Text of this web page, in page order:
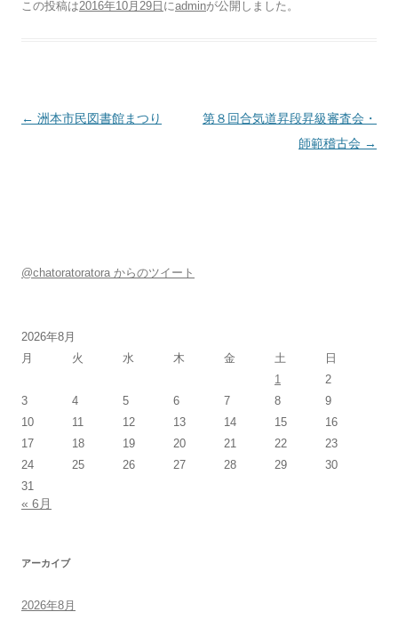
この投稿は2016年10月29日 にadminが公開しました 。
投稿ナビゲーション
← 洲本市民図書館まつり
第８回合気道昇段昇級審査会・
師範稽古会 →
@chatoratoratora からのツイート
2026年8月
月
火 水 木 金 土
日
1
2
3
4 5 6 7 8
9
10
11 12 13 14 15
16
17
18 19 20 21 22
23
24
25 26 27 28 29
30
31
« 6月
アーカイブ
2026年8月